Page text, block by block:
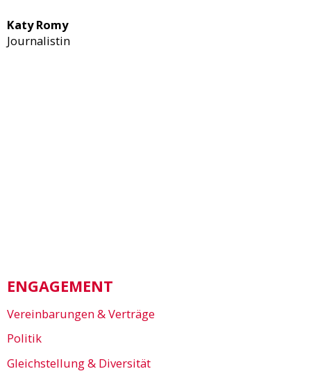
Katy Romy
Journalistin
ENGAGEMENT
Vereinbarungen & Verträge
Politik
Gleichstellung & Diversität